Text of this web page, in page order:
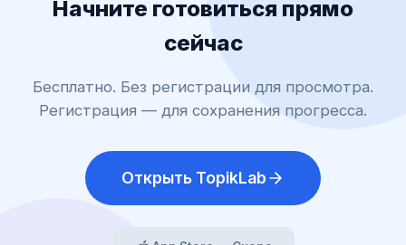
Начните готовиться прямо
сейчас
Бесплатно. Без регистрации для просмотра.
Регистрация — для сохранения прогресса.
Открыть TopikLab